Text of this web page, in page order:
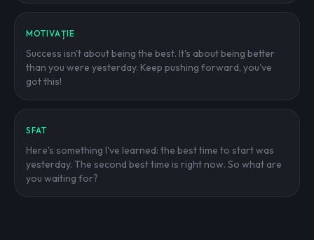
MOTIVAȚIE
Success isn't about being the best. It's about being better
than you were yesterday. Keep pushing forward, you've
got this!
SFAT
Here's something I've learned: the best time to start was
yesterday. The second best time is right now. So what are
you waiting for?